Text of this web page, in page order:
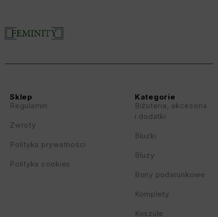
Kategorie
Biżuteria, akcesoria
i dodatki
Bluzki
Bluzy
Bony podarunkowe
Komplety
Koszule
Sklep
Regulamin
Zwroty
Polityka prywatności
Polityka cookies